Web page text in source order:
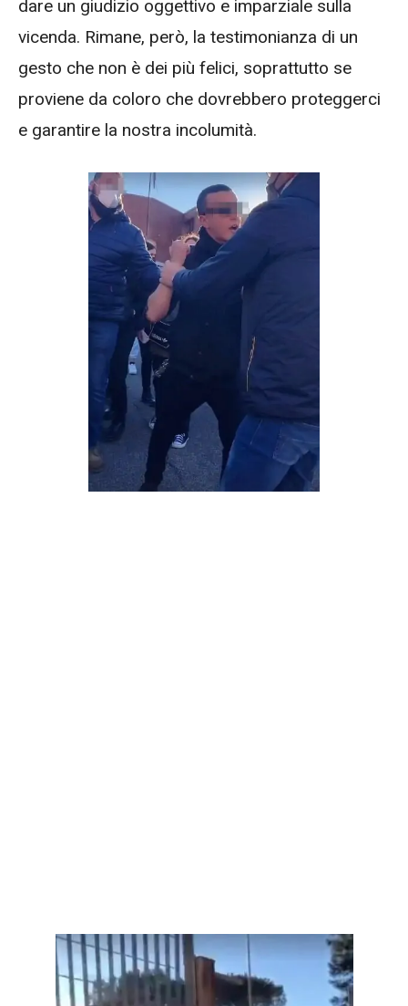
dare un giudizio oggettivo e imparziale sulla
vicenda. Rimane, però, la testimonianza di un
gesto che non è dei più felici, soprattutto se
proviene da coloro che dovrebbero proteggerci
e garantire la nostra incolumità.